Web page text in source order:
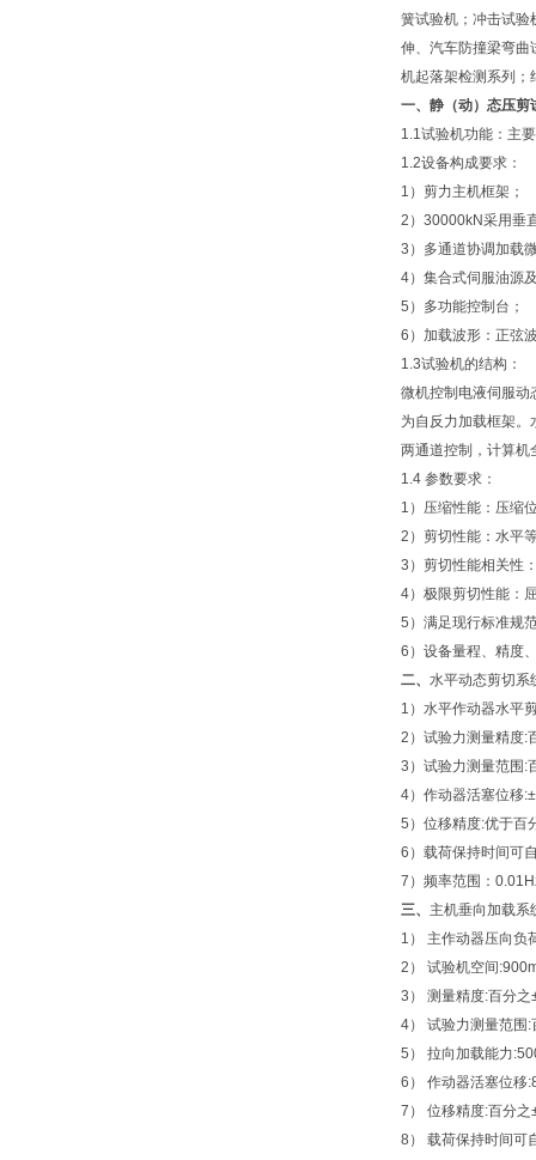
簧试验机；冲击试验
伸、汽车防撞梁弯曲
机起落架检测系列；
一、 静（动）态压剪
1.1试验机功能：主
1.2设备构成要求：
1）剪力主机框架；
2）30000kN采用垂
3）多通道协调加载
4）集合式伺服油源
5）多功能控制台；
6）加载波形：正弦
1.3试验机的结构：
微机控制电液伺服动
为自反力加载框架
两通道控制，计算机
1.4 参数要求：
1）压缩性能：压缩
2）剪切性能：水平
3）剪切性能相关性
4）极限剪切性能：
5）满足现行标准规
6）设备量程、精度
二、 水平动态剪切系
1）水平作动器水平
2）试验力测量精度:
3）试验力测量范围:
4）作动器活塞位移
5）位移精度:优于百
6）载荷保持时间可
7）频率范围：
三、 主机垂向加载系
1） 主作动器压向负
2） 试验机空间
3） 测量精度:百分之
4） 试验力测量范围
5） 拉向加载能力
6） 作动器活塞位移
7） 位移精度:百分之
8） 载荷保持时间可